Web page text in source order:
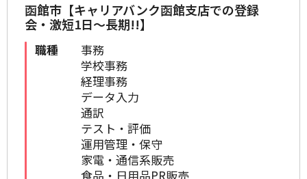
函館市【キャリアバンク函館支店での登録
会・激短1日～長期!!】
職種
事務
学校事務
経理事務
データ入力
通訳
テスト・評価
運用管理・保守
家電・通信系販売
食品・日用品PR販売